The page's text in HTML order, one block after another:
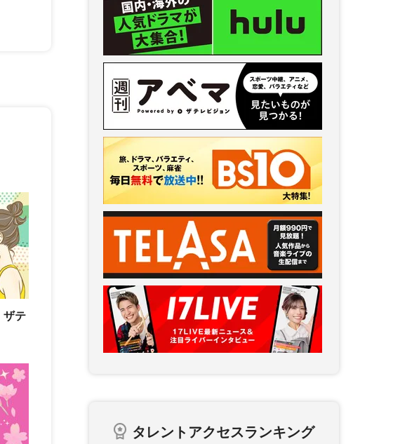
ザテ
タレントアクセスランキング